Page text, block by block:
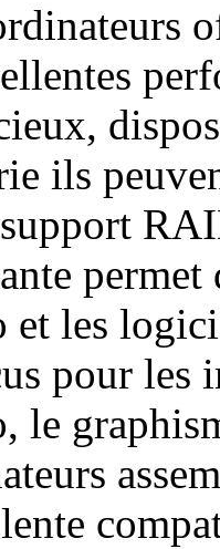
ils
permet
et les
pour les
le